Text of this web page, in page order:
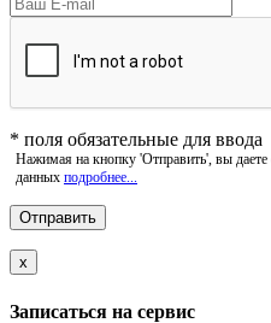
* поля обязательные для ввода
Нажимая на кнопку 'Отправить', вы даете
данных подробнее...
x
Записаться на сервис